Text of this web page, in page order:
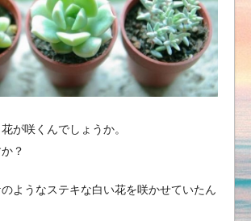
が咲くんでしょうか。
？
ようなステキな白い花を咲かせていたん